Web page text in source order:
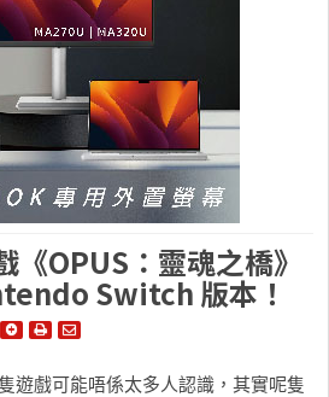
《OPUS：靈魂之橋》
Switch 版本！
遊戲可能唔係太多人認識，其實呢隻